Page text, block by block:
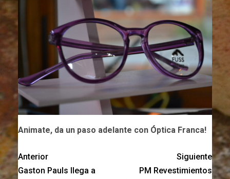
Animate, da un paso adelante con Óptica Franca!
Anterior
Gaston Pauls llega a
Siguiente
PM Revestimientos